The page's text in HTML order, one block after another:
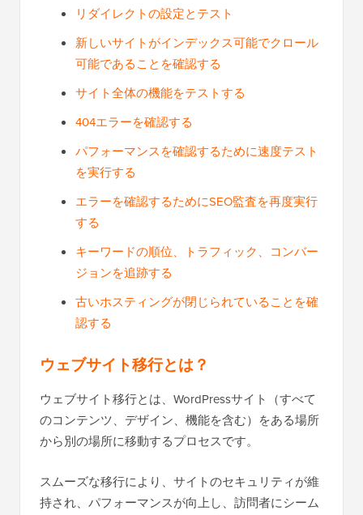
リダイレクトの設定とテスト
新しいサイトがインデックス可能でクロール
可能であることを確認する
サイト全体の機能をテストする
404エラーを確認する
パフォーマンスを確認するために速度テスト
を実行する
エラーを確認するためにSEO監査を再度実行
する
キーワードの順位、トラフィック、コンバー
ジョンを追跡する
古いホスティングが閉じられていることを確
認する
ウェブサイト移行とは？
ウェブサイト移行とは、WordPressサイト（すべて
のコンテンツ、デザイン、機能を含む）をある場所
から別の場所に移動するプロセスです。
スムーズな移行により、サイトのセキュリティが維
持され、パフォーマンスが向上し、訪問者にシーム